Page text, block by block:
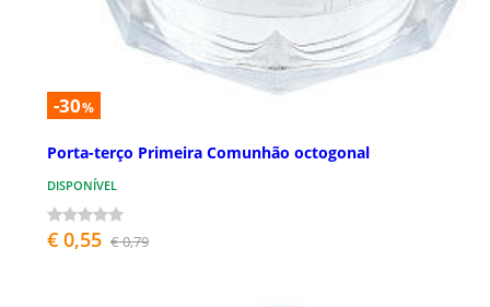
-30%
Porta-terço Primeira Comunhão octogonal
DISPONÍVEL
€ 0,55 € 0,79